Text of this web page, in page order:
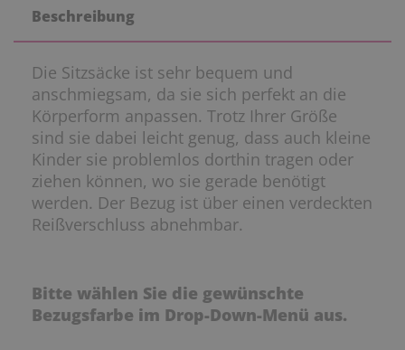
Beschreibung
Die Sitzsäcke ist sehr bequem und
anschmiegsam, da sie sich perfekt an die
Körperform anpassen. Trotz Ihrer Größe
sind sie dabei leicht genug, dass auch kleine
Kinder sie problemlos dorthin tragen oder
ziehen können, wo sie gerade benötigt
werden. Der Bezug ist über einen verdeckten
Reißverschluss abnehmbar.
Bitte wählen Sie die gewünschte
Bezugsfarbe im Drop-Down-Menü aus.